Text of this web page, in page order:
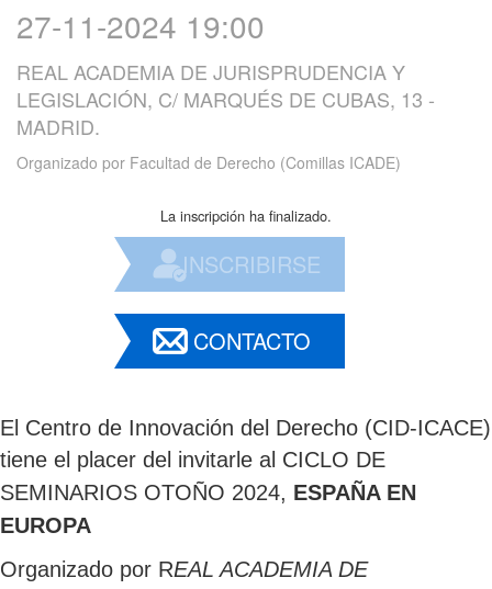
27-11-2024 19:00
REAL ACADEMIA DE JURISPRUDENCIA Y
LEGISLACIÓN, C/ MARQUÉS DE CUBAS, 13 -
MADRID.
Organizado por Facultad de Derecho (Comillas ICADE)
La inscripción ha finalizado.
INSCRIBIRSE
CONTACTO
El Centro de Innovación del Derecho (CID-ICACE)
tiene el placer del invitarle al CICLO DE
SEMINARIOS OTOÑO 2024, ESPAÑA EN
EUROPA
Organizado por REAL ACADEMIA DE